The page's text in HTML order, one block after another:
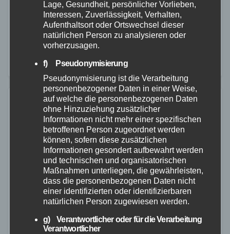
Am Montagvormittag wurde die Feuerwehr zu einem
Einsatz in die Stadtmitte von Rennerod alarmiert. Auf
der Hauptstraße/B54 war ein LKW mit zwei
abgestellten beziehungsweise stehenden PKWs
kollidiert und kam anschließend…
Lage, Gesundheit, persönlicher Vorlieben,
Interessen, Zuverlässigkeit, Verhalten,
Aufenthaltsort oder Ortswechsel dieser
natürlichen Person zu analysieren oder
vorherzusagen.
f) Pseudonymisierung
Pseudonymisierung ist die Verarbeitung
personenbezogener Daten in einer Weise,
auf welche die personenbezogenen Daten
ohne Hinzuziehung zusätzlicher
Informationen nicht mehr einer spezifischen
betroffenen Person zugeordnet werden
können, sofern diese zusätzlichen
Informationen gesondert aufbewahrt werden
und technischen und organisatorischen
Maßnahmen unterliegen, die gewährleisten,
dass die personenbezogenen Daten nicht
einer identifizierten oder identifizierbaren
natürlichen Person zugewiesen werden.
g) Verantwortlicher oder für die Verarbeitung
Verantwortlicher